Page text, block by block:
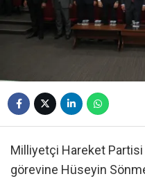
Milliyetçi Hareket Partisi
görevine Hüseyin